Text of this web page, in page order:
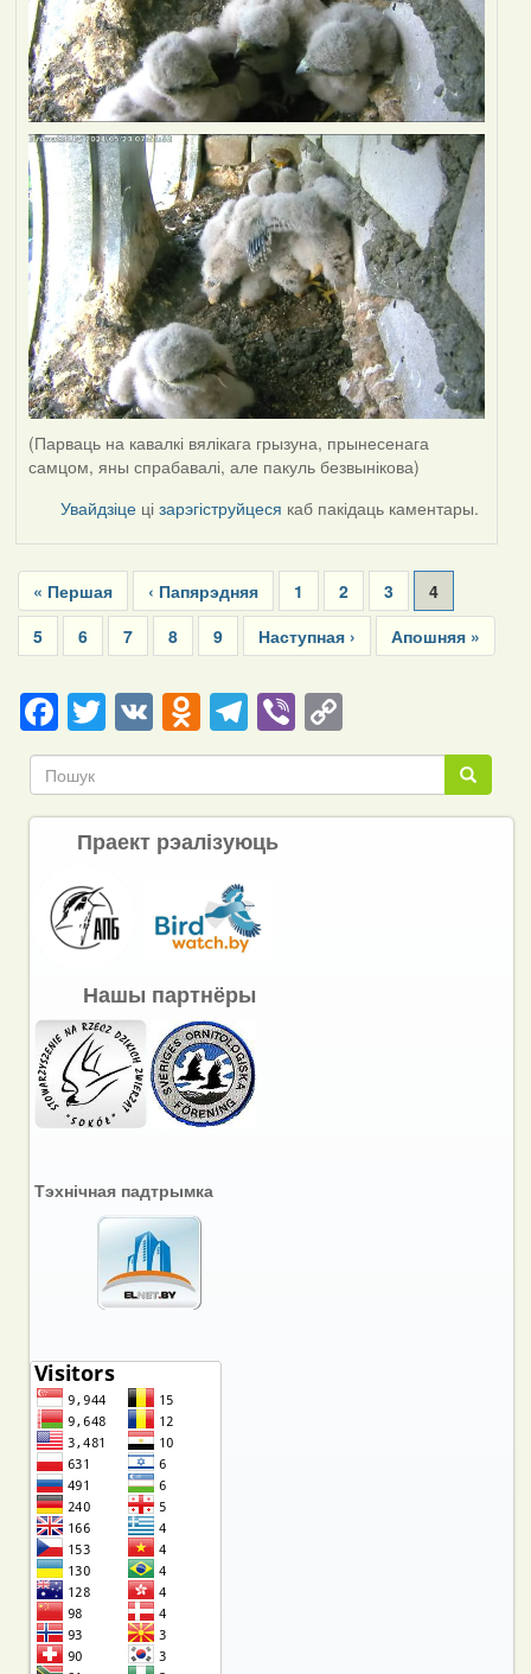
(Парваць на кавалкі вялікага грызуна, прынесенага
самцом, яны спрабавалі, але пакуль безвынікова)
Увайдзіце цізарэгіструйцеся каб пакідаць каментары.
Pagination
First
page
« Першая
Previous
page
‹ Папярэдняя Page
1 Page
2 Page
3
Current
page
4
Page
5 Page
6 Page
7 Page
8 Page
9
Next
page
Наступная ›
Last
page
Апошняя »
Facebook
Twitter
VKOdnoklassniki
Telegram
ViberCopy
Link Пошук
Пошук
Праект рэалізуюць
Нашы партнёры
Тэхнічная падтрымка